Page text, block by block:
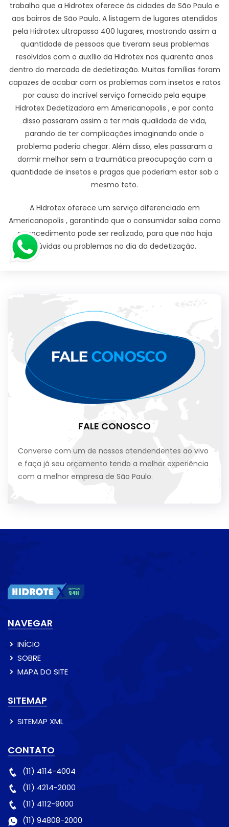
trabalho que a Hidrotex oferece às cidades de São Paulo e
aos bairros de São Paulo. A listagem de lugares atendidos
pela Hidrotex ultrapassa 400 lugares, mostrando assim a
quantidade de pessoas que tiveram seus problemas
resolvidos com o auxílio da Hidrotex nos quarenta anos
dentro do mercado de dedetização. Muitas famílias foram
capazes de acabar com os problemas com insetos e ratos
por causa do incrível serviço fornecido pela equipe
Hidrotex Dedetizadora em Americanopolis , e por conta
disso passaram assim a ter mais qualidade de vida,
parando de ter complicações imaginando onde o
problema poderia chegar. Além disso, eles passaram a
dormir melhor sem a traumática preocupação com a
quantidade de insetos e pragas que poderiam estar sob o
mesmo teto.
A Hidrotex oferece um serviço diferenciado em
Americanopolis , garantindo que o consumidor saiba como
o procedimento pode ser realizado, para que não haja
dúvidas ou problemas no dia da dedetização.
FALE CONOSCO
Converse com um de nossos atendendentes ao vivo
e faça já seu orçamento tendo a melhor experiência
com a melhor empresa de São Paulo.
NAVEGAR
INÍCIO
SOBRE
MAPA DO SITE
SITEMAP
SITEMAP XML
CONTATO
(11) 4114-4004
(11) 4214-2000
(11) 4112-9000
(11) 94808-2000